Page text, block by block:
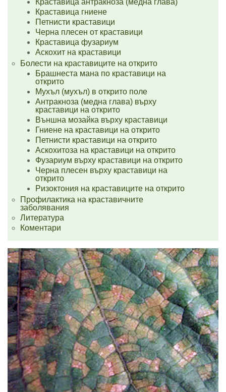
Краставица антракноза (медна глава)
Краставица гниене
Петнисти краставици
Черна плесен от краставици
Краставица фузариум
Аскохит на краставици
Болести на краставиците на открито
Брашнеста мана по краставици на
открито
Мухъл (мухъл) в открито поле
Антракноза (медна глава) върху
краставици на открито
Външна мозайка върху краставици
Гниене на краставици на открито
Петнисти краставици на открито
Аскохитоза на краставици на открито
Фузариум върху краставици на открито
Черна плесен върху краставици на
открито
Ризоктония на краставиците на открито
Профилактика на краставичните
заболявания
Литература
Коментари